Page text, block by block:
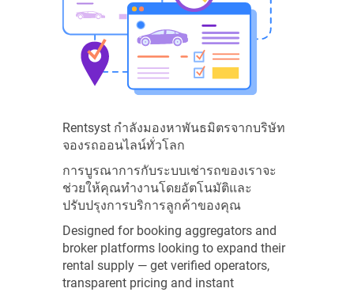
Rentsyst กำลังมองหาพันธมิตรจากบริษัท
จองรถออนไลน์ทั่วโลก
การบูรณาการกับระบบเช่ารถของเราจะ
ช่วยให้คุณทำงานโดยอัตโนมัติและ
ปรับปรุงการบริการลูกค้าของคุณ
Designed for booking aggregators and
broker platforms looking to expand their
rental supply — get verified operators,
transparent pricing and instant